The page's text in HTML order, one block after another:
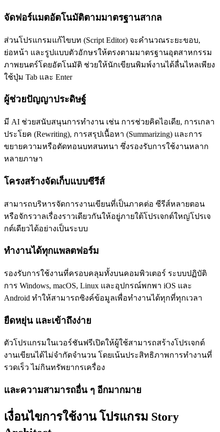
จัดฟอร์แมตอัตโนมัติตามมาตรฐานสากล
ส่วนโปรแกรมแก้ไขบท (Script Editor) จะคำนวณระยะขอบ,
ย่อหน้า และรูปแบบตัวอักษรให้ตรงตามมาตรฐานอุตสาหกรรม
ภาพยนตร์โดยอัตโนมัติ ช่วยให้นักเขียนพิมพ์งานได้ลื่นไหลเพียง
ใช้ปุ่ม Tab และ Enter
ผู้ช่วยปัญญาประดิษฐ์
มี AI ช่วยสนับสนุนการทำงาน เช่น การช่วยคิดไอเดีย, การเกลา
ประโยค (Rewriting), การสรุปเนื้อหา (Summarizing) และการ
ขยายความหรือตัดทอนบทสนทนา ซึ่งรองรับการใช้งานหลาก
หลายภาษา
โครงสร้างจัดเก็บแบบซีรีส์
สามารถบริหารจัดการงานเขียนที่เป็นภาคต่อ ซีรีส์หลายตอน
หรือจักรวาลเรื่องราวเดียวกันให้อยู่ภายใต้โปรเจกต์ใหญ่โปรเจ
กต์เดียวได้อย่างเป็นระบบ
ทำงานได้ทุกแพลตฟอร์ม
รองรับการใช้งานที่ครอบคลุมทั้งบนคอมพิวเตอร์ ระบบปฏิบัติ
การ Windows, macOS, Linux และอุปกรณ์พกพา iOS และ
Android ทำให้สามารถซิงค์ข้อมูลเพื่อทำงานได้ทุกที่ทุกเวลา
ยืดหยุ่น และเข้าถึงง่าย
ตัวโปรแกรมในเวอร์ชันฟรีเปิดให้ผู้ใช้สามารถสร้างโปรเจกต์
งานเขียนได้ไม่จำกัดจำนวน โดยเน้นประสิทธิภาพการทำงานที่
รวดเร็ว ไม่กินทรัพยากรเครื่อง
และความสามารถอื่น ๆ อีกมากมาย
เงื่อนไขการใช้งาน โปรแกรม Story